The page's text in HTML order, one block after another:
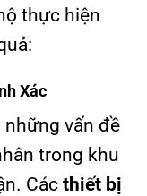
thực hiện
Xác
những vấn đề
trong khu
Các thiết bị